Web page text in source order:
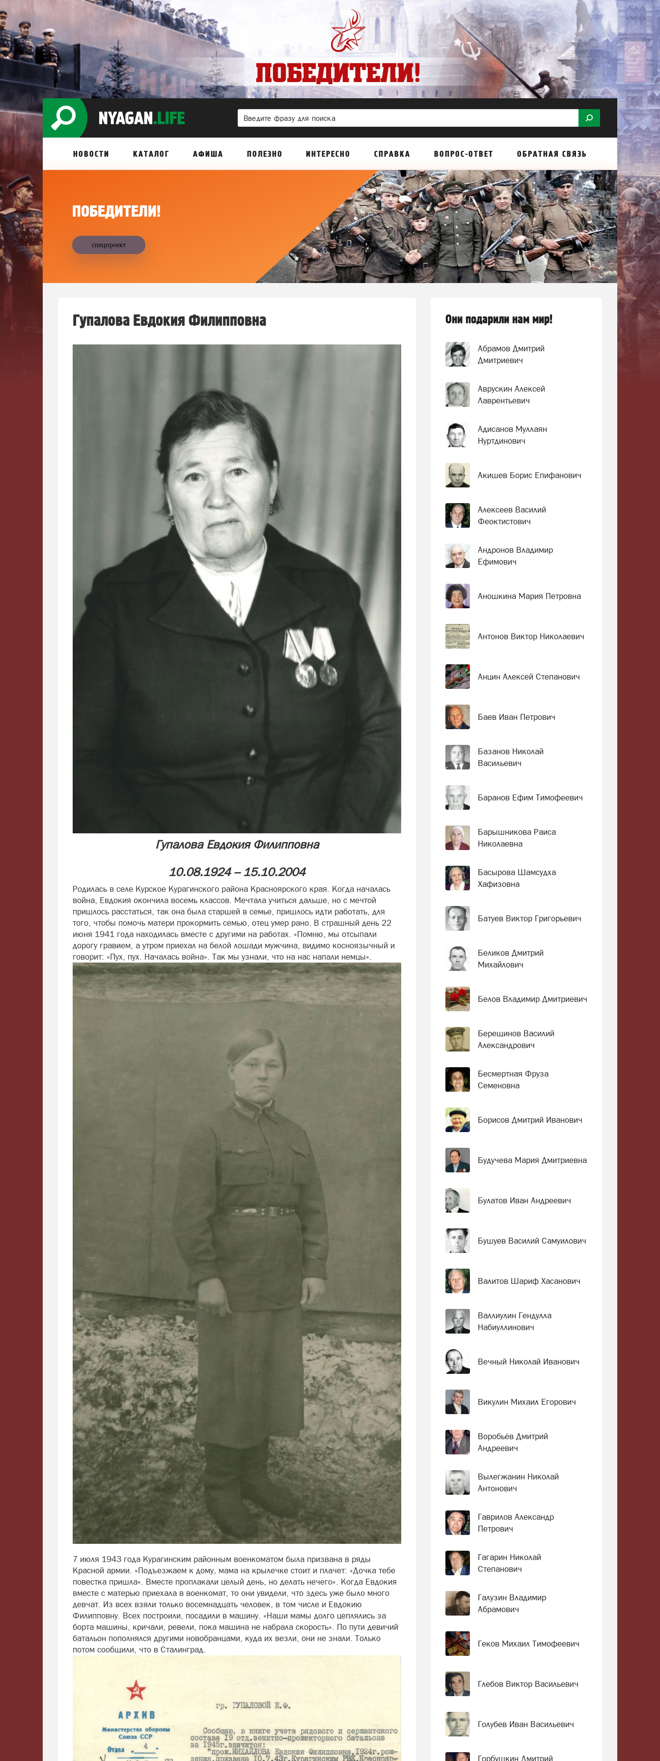
НОВОСТИ КАТАЛОГ АФИША ПОЛЕЗНО ИНТЕРЕСНО СПРАВКА ВОПРОС-ОТВЕТ ОБРАТНАЯ СВЯЗЬ
ПОБЕДИТЕЛИ!
спецпроект
Гупалова Евдокия Филипповна
Гупалова Евдокия Филипповна
10.08.1924 – 15.10.2004
Родилась в селе Курское Курагинского района Красноярского края. Когда началась
война, Евдокия окончила восемь классов. Мечтала учиться дальше, но с мечтой
пришлось расстаться, так она была старшей в семье, пришлось идти работать, для
того, чтобы помочь матери прокормить семью, отец умер рано. В страшный день 22
июня 1941 года находилась вместе с другими на работах. «Помню, мы отсыпали
дорогу гравием, а утром приехал на белой лошади мужчина, видимо косноязычный и
говорит: «Пух, пух. Началась война». Так мы узнали, что на нас напали немцы».
7 июля 1943 года Курагинским районным военкоматом была призвана в ряды
Красной армии. «Подъезжаем к дому, мама на крылечке стоит и плачет: «Дочка тебе
повестка пришла». Вместе проплакали целый день, но делать нечего». Когда Евдокия
вместе с матерью приехала в военкомат, то они увидели, что здесь уже было много
девчат. Из всех взяли только восемнадцать человек, в том числе и Евдокию
Филипповну. Всех построили, посадили в машину. «Наши мамы долго цеплялись за
борта машины, кричали, ревели, пока машина не набрала скорость». По пути девичий
батальон пополнялся другими новобранцами, куда их везли, они не знали. Только
потом сообщили, что в Сталинград.
Они подарили нам мир!
Абрамов Дмитрий
Дмитриевич
Аврускин Алексей
Лаврентьевич
Адисанов Муллаян
Нуртдинович
Акишев Борис Епифанович
Алексеев Василий
Феоктистович
Андронов Владимир
Ефимович
Аношкина Мария Петровна
Антонов Виктор Николаевич
Анцин Алексей Степанович
Баев Иван Петрович
Базанов Николай
Васильевич
Баранов Ефим Тимофеевич
Барышникова Раиса
Николаевна
Басырова Шамсудха
Хафизовна
Батуев Виктор Григорьевич
Беликов Дмитрий
Михайлович
Белов Владимир Дмитриевич
Берещинов Василий
Александрович
Бесмертная Фруза
Семеновна
Борисов Дмитрий Иванович
Будучева Мария Дмитриевна
Булатов Иван Андреевич
Бушуев Василий Самуилович
Валитов Шариф Хасанович
Валлиулин Гендулла
Набиуллинович
Вечный Николай Иванович
Викулин Михаил Егорович
Воробьёв Дмитрий
Андреевич
Вылегжанин Николай
Антонович
Гаврилов Александр
Петрович
Гагарин Николай
Степанович
Галузин Владимир
Абрамович
Геков Михаил Тимофеевич
Глебов Виктор Васильевич
Голубев Иван Васильевич
Горбушкин Дмитрий